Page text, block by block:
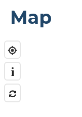
Map
i